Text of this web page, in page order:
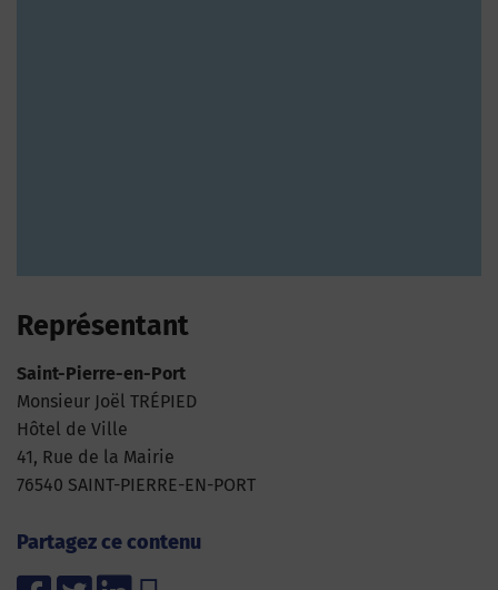
Représentant
Saint-Pierre-en-Port
Monsieur Joël TRÉPIED
Hôtel de Ville
41, Rue de la Mairie
76540 SAINT-PIERRE-EN-PORT
Partagez ce contenu